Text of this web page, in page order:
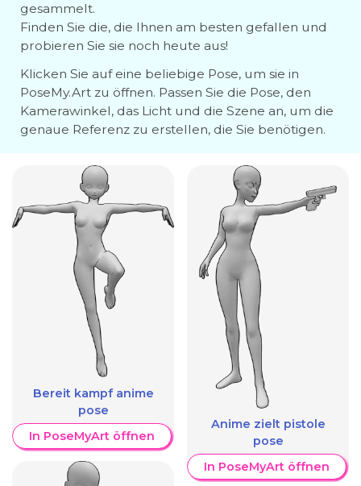
gesammelt.
Finden Sie die, die Ihnen am besten gefallen und
probieren Sie sie noch heute aus!
Klicken Sie auf eine beliebige Pose, um sie in
PoseMy.Art zu öffnen. Passen Sie die Pose, den
Kamerawinkel, das Licht und die Szene an, um die
genaue Referenz zu erstellen, die Sie benötigen.
Bereit kampf anime
pose
In PoseMyArt öffnen
Anime zielt pistole
pose
In PoseMyArt öffnen